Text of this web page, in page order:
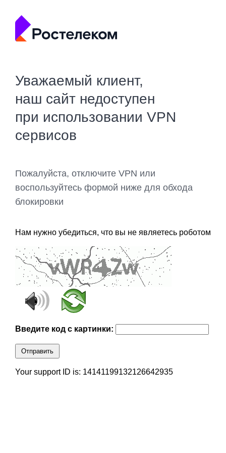
Уважаемый клиент,
наш сайт недоступен
при использовании VPN
сервисов
Пожалуйста, отключите VPN или
воспользуйтесь формой ниже для обхода
блокировки
Нам нужно убедиться, что вы не являетесь роботом
Введите код с картинки:
Отправить
Your support ID is: 14141199132126642935